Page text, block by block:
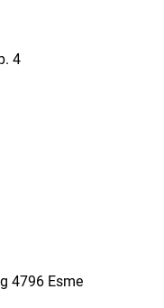
4
4796 Esme